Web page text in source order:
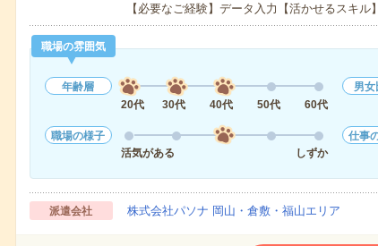
【必要なご経験】データ入力【活かせるスキ
職場の雰囲気
年齢層
20代
30代 40代 50代 60代
男女
職場の様子
活気がある
しずか
仕事
派遣会社 株式会社パソナ 岡山・倉敷・福山エリア